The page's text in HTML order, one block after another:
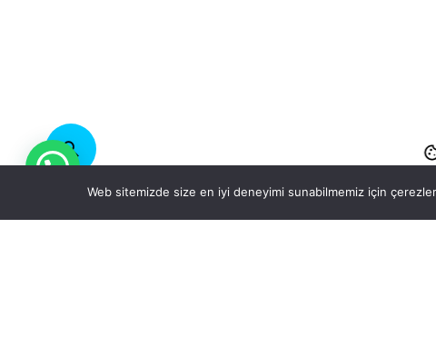
Web sitemizde size en iyi deneyimi sunabilmemiz için